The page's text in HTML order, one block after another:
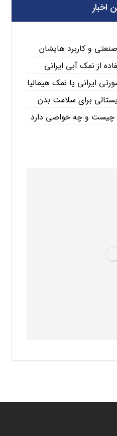
اخبار
و کاربرد هایشان
از نمک آبی ایرانی
ایرانی یا نمک هیمالیا
برای سلامت بدن
چیست و چه خواصی دارد